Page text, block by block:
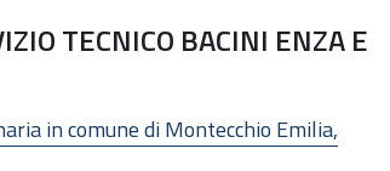
TECNICO BACINI ENZA E
in comune di Montecchio Emilia,